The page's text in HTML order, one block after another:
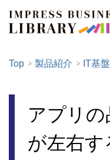
Top 製品紹介 IT基
アプリ
が左右す